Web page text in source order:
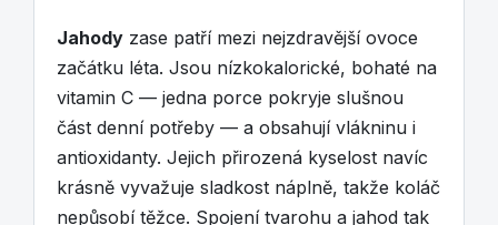
Jahody zase patří mezi nejzdravější ovoce
začátku léta. Jsou nízkokalorické, bohaté na
vitamin C — jedna porce pokryje slušnou
část denní potřeby — a obsahují vlákninu i
antioxidanty. Jejich přirozená kyselost navíc
krásně vyvažuje sladkost náplně, takže koláč
nepůsobí těžce. Spojení tvarohu a jahod tak